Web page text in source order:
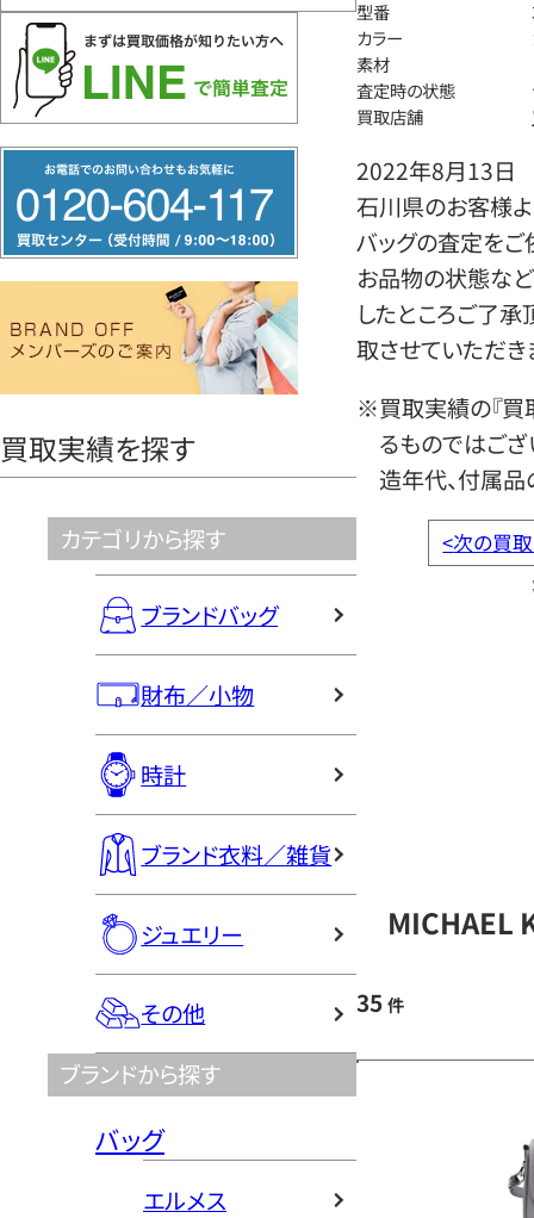
リ
ー
ヤ
買取実績を探す
カテゴリから探す
ブランドバッグ
財布／小物
時計
ブランド衣料／雑貨
ジュエリー
その他
ブランドから探す
バッグ
エルメス
型番
カラー
素材
査定時の状態
買取店舗
2022年8月13日
石川県のお客様
バッグの査定をご
お品物の状態など
したところご了
取させていただき
※買取実績の『買
るものではござ
造年代、付属品
<次の買
MICHAEL
35 件